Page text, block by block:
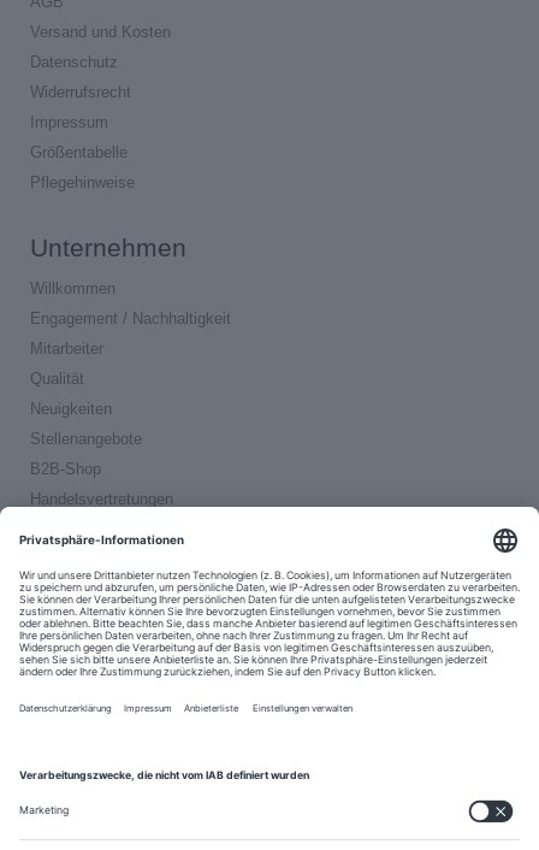
Versand und Kosten
Datenschutz
Widerrufsrecht
Impressum
Größentabelle
Pflegehinweise
Unternehmen
Willkommen
Engagement / Nachhaltigkeit
Mitarbeiter
Qualität
Neuigkeiten
Stellenangebote
B2B-Shop
Handelsvertretungen
Bezahlen und Versenden
Prime-Service
Kostenloser Versand innerhalb Deutschlands
Schnelle Retouren-Abwicklung
30 Tage Widerrufsrecht